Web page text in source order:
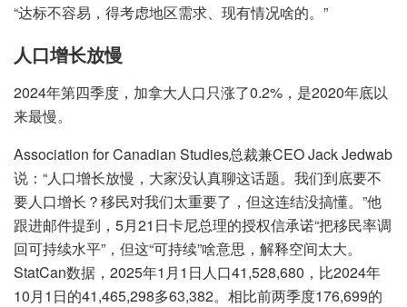
“达标不容易，得考虑地区需求、现有情况啥的。”
人口增长放慢
2024年第四季度，加拿大人口只涨了0.2%，是2020年底以
来最慢。
Association for Canadian Studies总裁兼CEO Jack Jedwab
说：“人口增长放慢，大家没认真聊这话题。我们到底要不
要人口增长？移民对我们太重要了，但这连结没搞懂。”他
跟进邮件提到，5月21日卡尼总理的授权信承诺“把移民率调
回可持续水平”，但这“可持续”啥意思，解释空间太大。
StatCan数据，2025年1月1日人口41,528,680，比2024年
10月1日的41,465,298多63,382。相比前两季度176,699的